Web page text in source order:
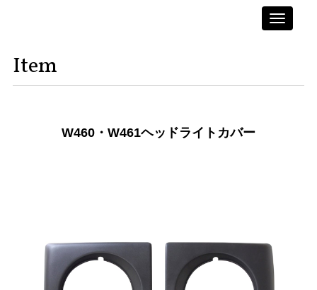
Toggle
Item
W460・W461ヘッドライトカバー